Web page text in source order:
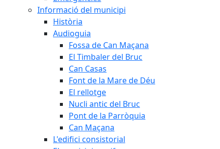
Informació del municipi
Història
Audioguia
Fossa de Can Maçana
El Timbaler del Bruc
Can Casas
Font de la Mare de Déu
El rellotge
Nucli antic del Bruc
Pont de la Parròquia
Can Maçana
L'edifici consistorial